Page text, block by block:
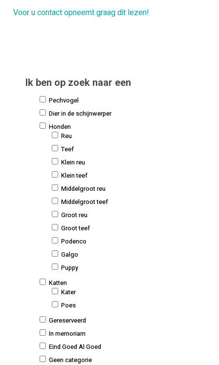
Voor u contact opneemt graag dit lezen!
Ik ben op zoek naar een
Pechvogel
Dier in de schijnwerper
Honden
Reu
Teef
Klein reu
Klein teef
Middelgroot reu
Middelgroot teef
Groot reu
Groot teef
Podenco
Galgo
Puppy
Katten
Kater
Poes
Gereserveerd
In memoriam
Eind Goed Al Goed
Geen categorie